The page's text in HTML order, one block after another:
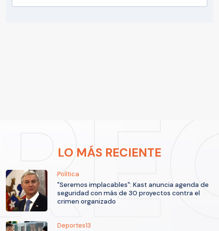
LO MÁS RECIENTE
Política
"Seremos implacables": Kast anuncia agenda de
seguridad con más de 30 proyectos contra el
crimen organizado
Deportes13